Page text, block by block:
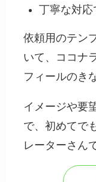
丁寧な対応
依頼用のテン
いて、ココナ
フィールのき
イメージや要
で、初めてで
レーターさん